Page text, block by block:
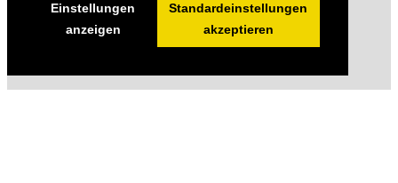
Einstellungen
anzeigen
Standardeinstellungen
akzeptieren